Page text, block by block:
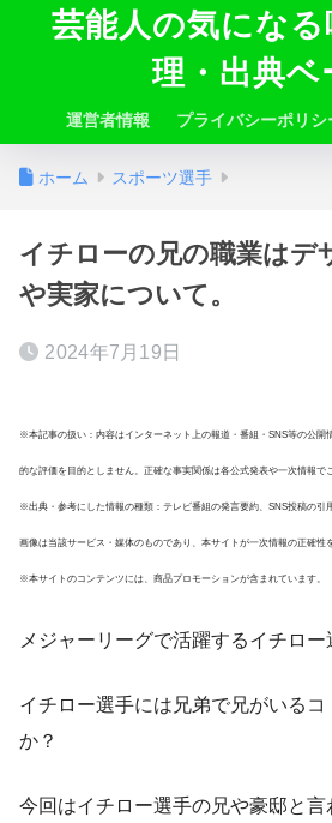
芸能人の気にな
理・出典ベ
運営者情報 プライバシーポリシ
ホーム スポーツ選手
イチローの兄の職業はデ
や実家について。
2024年7月19日
※本記事の扱い：内容はインターネット上の報道・番組・SNS等の公開
的な評価を目的としません。正確な事実関係は各公式発表や一次情報で
※出典・参考にした情報の種類：テレビ番組の発言要約、SNS投稿の引
画像は当該サービス・媒体のものであり、本サイトが一次情報の正確性
※本サイトのコンテンツには、商品プロモーションが含まれています。
メジャーリーグで活躍するイチロー
イチロー選手には兄弟で兄がいるコ
か？
今回はイチロー選手の兄や豪邸と